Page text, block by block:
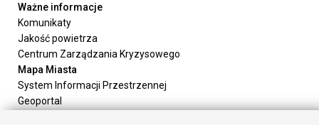
Ważne informacje
Komunikaty
Jakość powietrza
Centrum Zarządzania Kryzysowego
Mapa Miasta
System Informacji Przestrzennej
Geoportal